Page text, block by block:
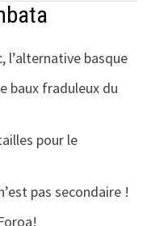
l’alternative basque
baux fraduleux du
pour le
pas secondaire !